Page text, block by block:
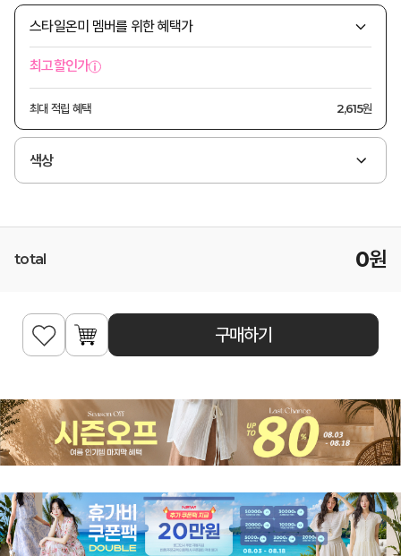
스타일온미 멤버를 위한 혜택가
최고할인가
최대 적립 혜택 2,615원
색상
total 0원
구매하기